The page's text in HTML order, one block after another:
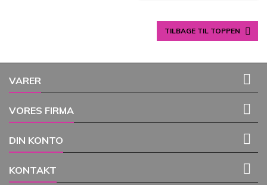
TILBAGE TIL TOPPEN 
VARER 
VORES FIRMA 
DIN KONTO 
KONTAKT 